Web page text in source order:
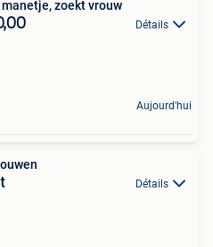
zoekt vrouw
Détails
Aujourd'hui
Détails